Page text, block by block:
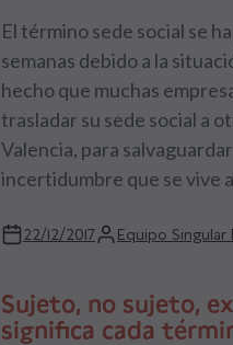
El término sede social se
semanas debido a la
hecho que muchas
trasladar su sede social a
Valencia, para
incertidumbre que se vive
22/12/2017 Equipo Singular
Sujeto, no sujeto,
significa cada